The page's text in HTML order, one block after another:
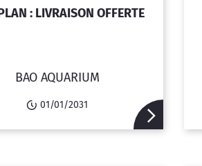
: LIVRAISON OFFERTE
BAO AQUARIUM
01/01/2031